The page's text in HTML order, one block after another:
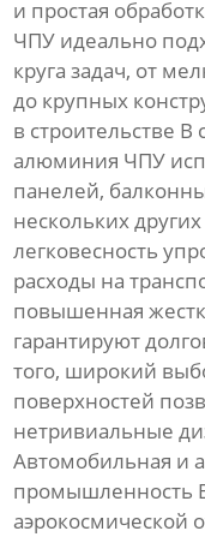
и простая
ЧПУ идеально
круга задач, от
до крупных
в строительстве В
алюминия ЧПУ
панелей,
нескольких
легковесность
расходы на
повышенная
гарантируют
того, широкий
поверхностей
нетривиальные
Автомобильная и
промышленность
аэрокосмической